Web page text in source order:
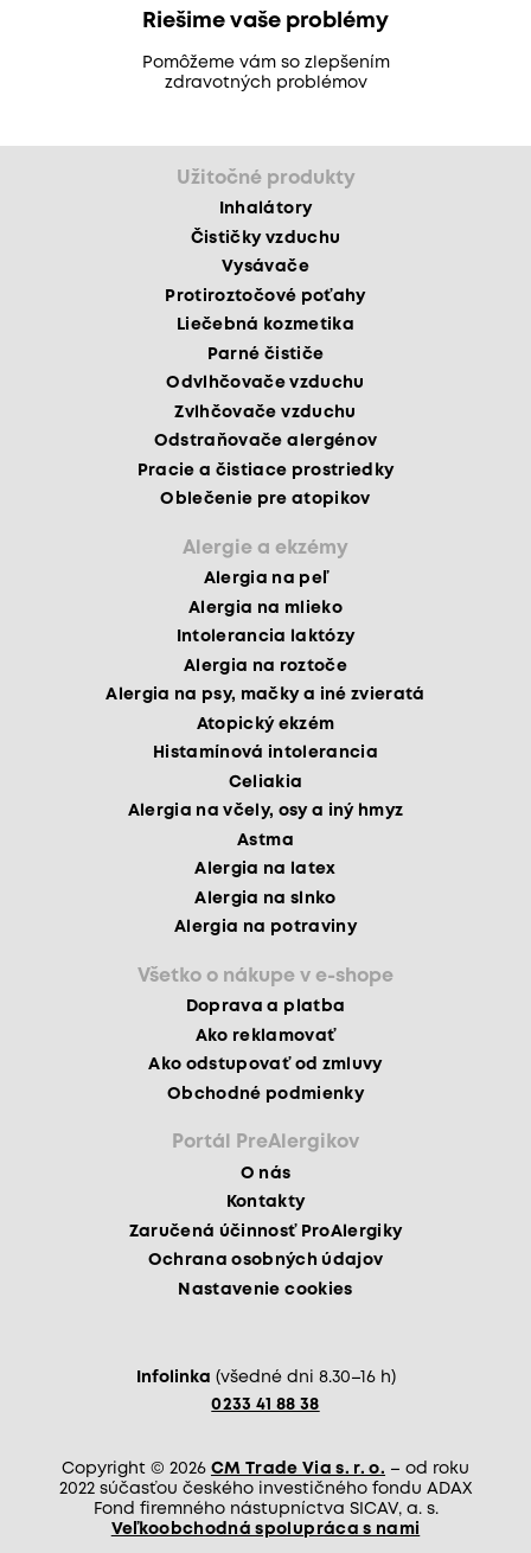
Riešime vaše problémy
Pomôžeme vám so zlepšením
zdravotných problémov
Užitočné produkty
Inhalátory
Čističky vzduchu
Vysávače
Protiroztočové poťahy
Liečebná kozmetika
Parné čističe
Odvlhčovače vzduchu
Zvlhčovače vzduchu
Odstraňovače alergénov
Pracie a čistiace prostriedky
Oblečenie pre atopikov
Alergie a ekzémy
Alergia na peľ
Alergia na mlieko
Intolerancia laktózy
Alergia na roztoče
Alergia na psy, mačky a iné zvieratá
Atopický ekzém
Histamínová intolerancia
Celiakia
Alergia na včely, osy a iný hmyz
Astma
Alergia na latex
Alergia na slnko
Alergia na potraviny
Všetko o nákupe v e-shope
Doprava a platba
Ako reklamovať
Ako odstupovať od zmluvy
Obchodné podmienky
Portál PreAlergikov
O nás
Kontakty
Zaručená účinnosť ProAlergiky
Ochrana osobných údajov
Nastavenie cookies
Infolinka (všedné dni 8.30–16 h)
0233 41 88 38
Copyright © 2026 CM Trade Via s. r. o. – od roku
2022 súčasťou českého investičného fondu ADAX
Fond firemného nástupníctva SICAV, a. s.
Veľkoobchodná spolupráca s nami